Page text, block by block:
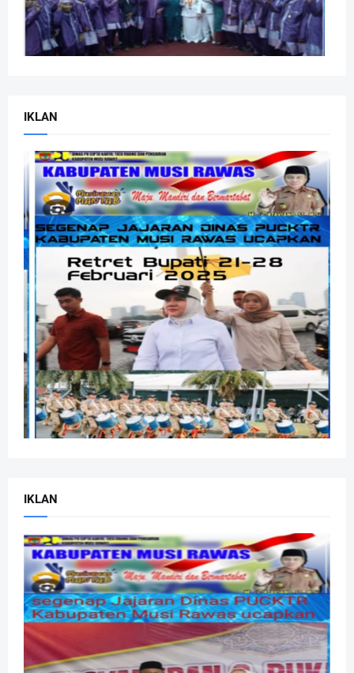
IKLAN
IKLAN